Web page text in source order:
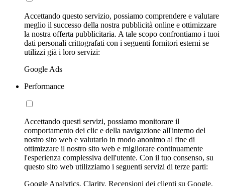
Accettando questo servizio, possiamo comprendere e valutare
meglio il successo della nostra pubblicità online e ottimizzare
la nostra offerta pubblicitaria. A tale scopo confrontiamo i tuoi
dati personali crittografati con i seguenti fornitori esterni se
utilizzi già i loro servizi:
Google Ads
Performance
Accettando questi servizi, possiamo monitorare il
comportamento dei clic e della navigazione all'interno del
nostro sito web e valutarlo in modo anonimo al fine di
ottimizzare il nostro sito web e migliorare continuamente
l'esperienza complessiva dell'utente. Con il tuo consenso, su
questo sito web utilizziamo i seguenti servizi di terze parti:
Google Analytics, Clarity, Recensioni dei clienti su Google,